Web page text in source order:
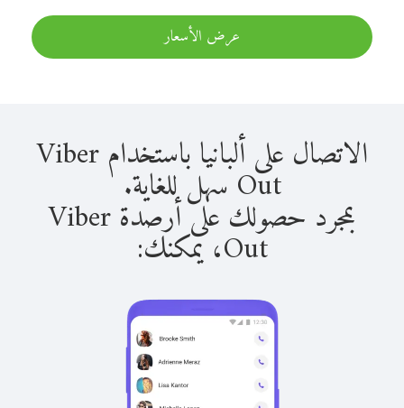
عرض الأسعار
الاتصال على ألبانيا باستخدام Viber
Out سهل للغاية.
بمجرد حصولك على أرصدة Viber
Out، يمكنك: